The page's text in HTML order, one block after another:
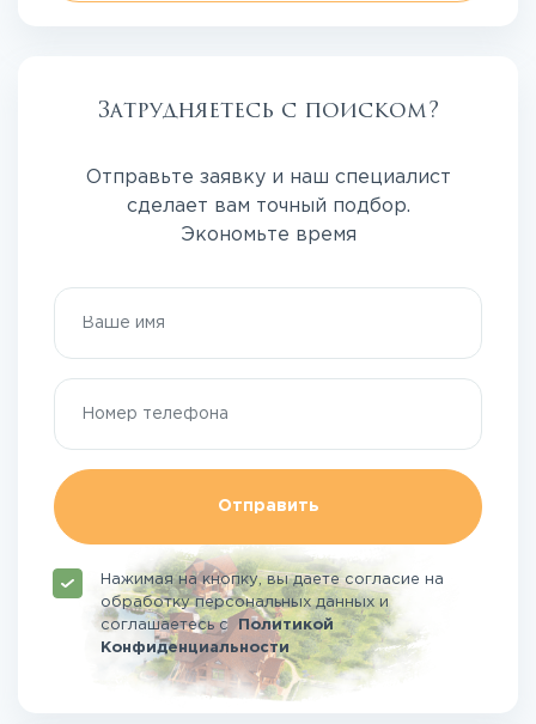
Затрудняетесь с поиском?
Отправьте заявку и наш специалист
сделает вам точный подбор.
Экономьте время
Отправить
Нажимая на кнопку, вы даете согласие на
обработку персональных данных и
соглашаетесьсПолитикой
Конфиденциальности